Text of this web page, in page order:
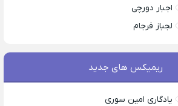
اجبار دورچی
لجباز فرجام
ریمیکس های جدید
یادگاری امین سوری